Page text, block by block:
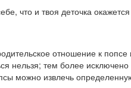
что и твоя деточка
отношение к
нельзя; тем более
можно извлечь